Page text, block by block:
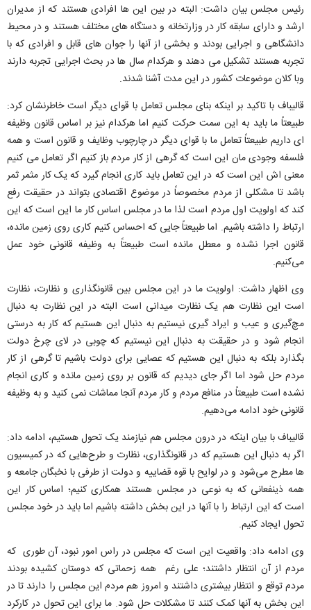
رئیس مجلس بیان داشت: البته در بین این ها افرادی هستند که از مدیران
ارشد و دارای سابقه کار در وزارتخانه و دستگاه های مختلف هستند و در محیط
دانشگاهی و اجرایی بودند و بخشی از آنها را جوان های قابل و افرادی که با
تجربه هستند تشکیل می دهند و هرکدام سال ها در بحث اجرایی تجربه دارند
وبا کلان موضوعات کشور در این مدت آشنا شدند.
قالیباف با تاکید بر اینکه بنای مجلس تعامل با قوای دیگر است خاطرنشان کرد:
طبیعتاً ما باید به این سمت حرکت ‌کنیم اما هرکدام نیز بر اساس قانون وظیفه
ای داریم طبیعتاً تعامل ما با قوای دیگر در چارچوب وظایف و قانون است و همه
فلسفه وجودی مان این است که گرهی از کار مردم باز کنیم اگر تعامل می کنیم
معنی اش این است که در این تعامل باید کاری انجام گیرد که یک کار مثمر ثمر
باشد تا مشکلی از مردم مخصوصاً در موضوع اقتصادی بتواند در حقیقت رفع
کند که اولویت اول مردم است لذا ما در مجلس اساس کار ما این است که این
ارتباط را داشته باشیم. اما طبیعتاً جایی که احساس کنیم کاری روی زمین مانده،
قانون اجرا نشده و معطل مانده است طبیعتاً به وظیفه قانونی خود عمل
می‌کنیم.
وی اظهار داشت: اولویت ما در این مجلس بین قانونگذاری و نظارت، نظارت
است این نظارت هم یک نظارت میدانی است البته در این نظارت به دنبال
مچ‌گیری و عیب و ایراد گیری نیستیم به دنبال این هستیم که کار به درستی
انجام شود و در حقیقت به دنبال این نیستیم که چوبی در لای چرخ دولت
بگذارد بلکه به دنبال این هستیم که عصایی برای دولت باشیم تا گرهی از کار
مردم حل شود اما اگر جای دیدیم که قانون بر روی زمین مانده و کاری انجام
نشده است طبیعتاً در منافع مردم و کار مردم آنجا مماشات نمی کنید و به وظیفه
قانونی خود ادامه می‌دهیم.
قالیباف با بیان اینکه در درون مجلس هم نیازمند یک تحول هستیم، ادامه داد:
اگر به دنبال این هستیم که در قانونگذاری، نظارت و طرح‌هایی که در کمیسیون
ها مطرح می‌شود و در لوایح با قوه قضاییه و دولت از طرفی با نخبگان جامعه و
همه ذینفعانی که به نوعی در مجلس هستند همکاری کنیم؛ اساس کار این
است که این ارتباط را با آنها در این بخش داشته باشیم اما باید در خود مجلس
تحول ایجاد کنیم.
وی ادامه داد: واقعیت این است که مجلس در راس امور نبود، آن طوری که
مردم از آن انتظار داشتند؛ علی رغم همه زحماتی که دوستان کشیده بودند
مردم توقع و انتظار بیشتری داشتند و امروز هم مردم این مجلس را دارند تا در
این بخش به آنها کمک کنند تا مشکلات حل شود. ما برای این تحول در کارکرد